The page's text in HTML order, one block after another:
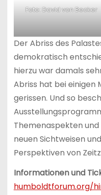
Foto: David von Becker
Der Abriss des
demokratisch
hierzu war damals
Abriss hat bei einigen
gerissen. Und so
Themenaspekten
neuen Sichtweisen
Perspektiven von
Informationen und
humboldtforum.org/